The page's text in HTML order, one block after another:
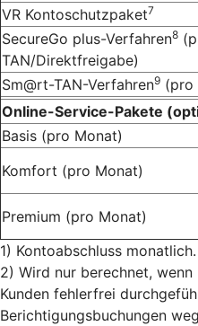
VR Kontoschutzpaket7
SecureGo plus-Verfahren8
TAN/Direktfreigabe)
Sm@rt-TAN-Verfahren9 (pro
Online-Service-Pakete
Basis (pro Monat)
Komfort (pro Monat)
Premium (pro Monat)
1) Kontoabschluss monatlich.
2) Wird nur berechnet,
Kunden fehlerfrei
Berichtigungsbuchungen